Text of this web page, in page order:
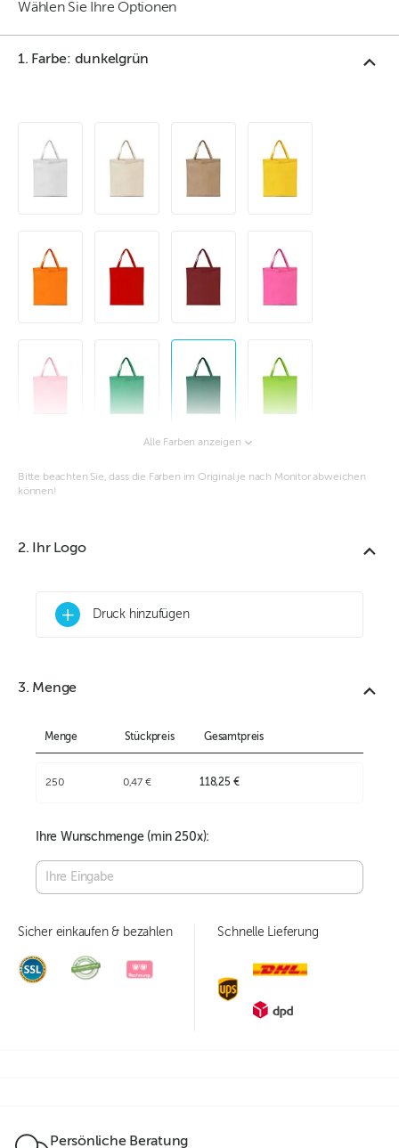
Wählen Sie Ihre Optionen
1. Farbe: dunkelgrün
Alle Farben anzeigen
Bitte beachten Sie, dass die Farben im Original je nach Monitor abweichen
können!
2. Ihr Logo
+ Druck hinzufügen
3. Menge
Menge Stückpreis Gesamtpreis
250 0,47 € 118,25 €
Ihre Wunschmenge (min250x):
Sicher einkaufen & bezahlen Schnelle Lieferung
Persönliche Beratung